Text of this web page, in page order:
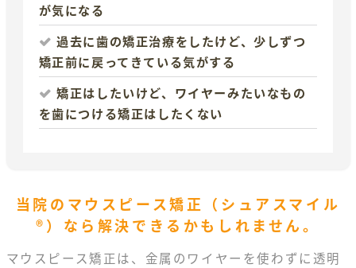
が気になる
過去に歯の矯正治療をしたけど、少しずつ
矯正前に戻ってきている気がする
矯正はしたいけど、ワイヤーみたいなもの
を歯につける矯正はしたくない
当院のマウスピース矯正（シュアスマイル
®）なら 解決できるかもしれません。
マウスピース矯正は、金属のワイヤーを使わずに透明